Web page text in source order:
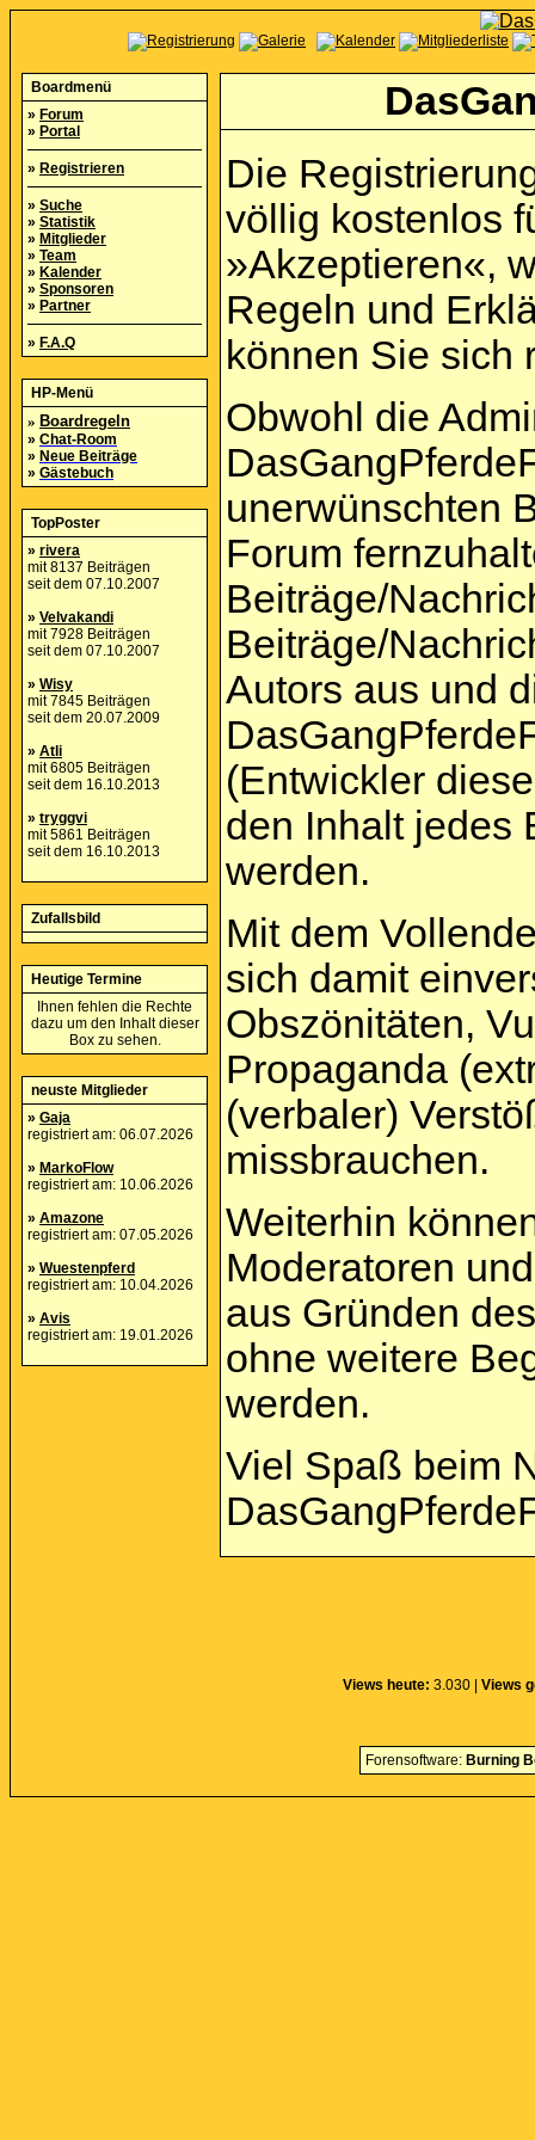
Boardmenü
» Forum
» Portal
» Registrieren
» Suche
» Statistik
» Mitglieder
» Team
» Kalender
» Sponsoren
» Partner
» F.A.Q
HP-Menü
» Boardregeln
» Chat-Room
» Neue Beiträge
» Gästebuch
TopPoster
» rivera
mit 8137 Beiträgen
seit dem 07.10.2007
» Velvakandi
mit 7928 Beiträgen
seit dem 07.10.2007
» Wisy
mit 7845 Beiträgen
seit dem 20.07.2009
» Atli
mit 6805 Beiträgen
seit dem 16.10.2013
» tryggvi
mit 5861 Beiträgen
seit dem 16.10.2013
Zufallsbild
Heutige Termine
Ihnen fehlen die Rechte
dazu um den Inhalt dieser
Box zu sehen.
neuste Mitglieder
» Gaja
registriert am: 06.07.2026
» MarkoFlow
registriert am: 10.06.2026
» Amazone
registriert am: 07.05.2026
» Wuestenpferd
registriert am: 10.04.2026
» Avis
registriert am: 19.01.2026
Die
völlig kostenlos
»Akzeptieren«,
Regeln und
können Sie sich
Obwohl die
unerwünschten
Forum
Beiträge/
Beiträge/
Autors aus und
(Entwickler
den Inhalt jedes
werden.
Mit dem
sich damit
Obszönitäten,
Propaganda
(verbaler)
missbrauchen.
Weiterhin
Moderatoren
aus Gründen
ohne weitere
werden.
Viel Spaß beim
Views heute: 3.030 | Views
Forensoftware: Burning